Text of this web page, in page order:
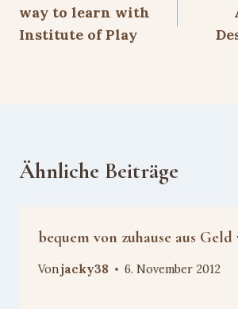
way to learn with
Institute of Play
Ähnliche Beiträge
bequem von zuhause aus
Vonjacky38 6. November 2012